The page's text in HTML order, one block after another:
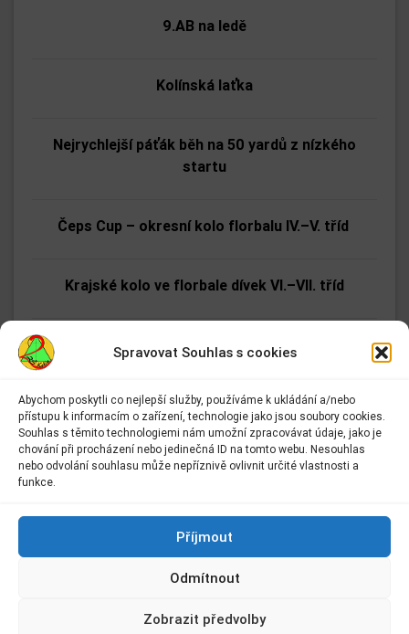
Spravovat Souhlas s cookies
Abychom poskytli co nejlepší služby, používáme k ukládání a/nebo
přístupu k informacím o zařízení, technologie jako jsou soubory cookies.
Souhlas s těmito technologiemi nám umožní zpracovávat údaje, jako je
chování při procházení nebo jedinečná ID na tomto webu. Nesouhlas
nebo odvolání souhlasu může nepříznivě ovlivnit určité vlastnosti a
funkce.
Příjmout
Odmítnout
Zobrazit předvolby
9.AB na ledě
Kolínská laťka
Nejrychlejší páťák běh na 50 yardů z nízkého
startu
Čeps Cup – okresní kolo florbalu IV.–V. tříd
Krajské kolo ve florbale dívek VI.–VII. tříd
Srdíčka pro charitativní akci „Pomáháme srdcem“
Světla a svítidla se školní družinou II. A
Celodružinová akce
stromečku
Adresa:
Základní škola Kolín II.
Kmochova 943
Kontakt:
E-mail: info@2zskolin.cz
–